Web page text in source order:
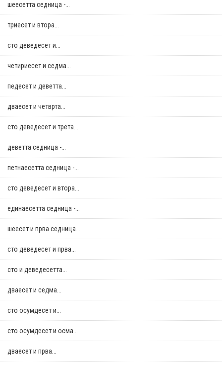
шеесетта седница -...
триесет и втора...
сто деведесет и...
четириесет и седма...
педесет и деветта...
дваесет и четврта...
сто деведесет и трета...
деветта седница -...
петнаесетта седница -...
сто деведесет и втора...
единаесетта седница -...
шеесет и прва седница...
сто деведесет и прва...
сто и деведесетта...
дваесет и седма...
сто осумдесет и...
сто осумдесет и осма...
дваесет и прва...